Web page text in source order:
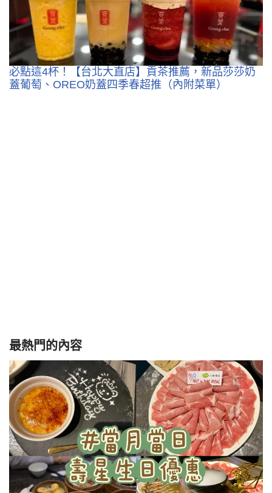
必點這4杯！【台北大直店】貢茶推薦，新品莎莎奶
蓋葡萄、OREO奶蓋四季春超推（內附菜單）
最熱門的內容